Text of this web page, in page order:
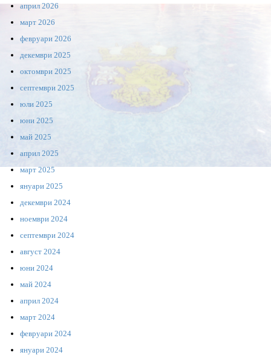
април 2026
март 2026
февруари 2026
декември 2025
октомври 2025
септември 2025
юли 2025
юни 2025
май 2025
април 2025
март 2025
януари 2025
декември 2024
ноември 2024
септември 2024
август 2024
юни 2024
май 2024
април 2024
март 2024
февруари 2024
януари 2024